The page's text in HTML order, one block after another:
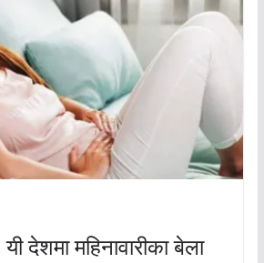
देशमा महिनावारीका बेला